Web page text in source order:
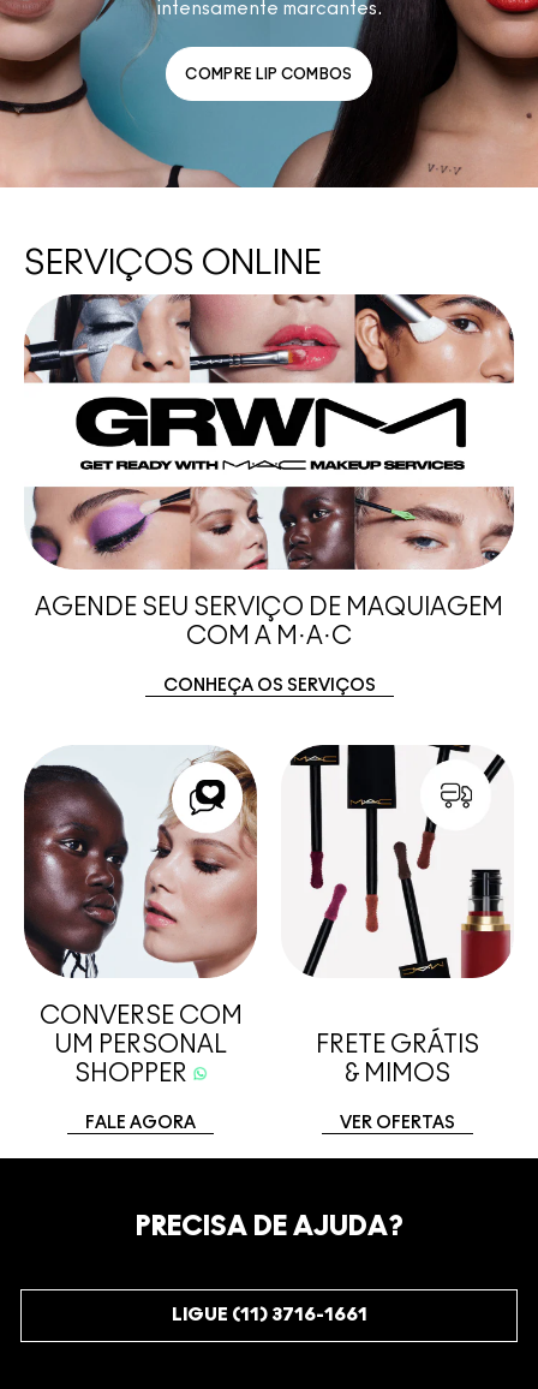
intensamente marcantes.
COMPRE LIP COMBOS
SERVIÇOS ONLINE
AGENDE SEU SERVIÇO DE MAQUIAGEM
COM A M·A·C
CONHEÇA OS SERVIÇOS
CONVERSE COM
UM PERSONAL
SHOPPER
FALE AGORA
FRETE GRÁTIS
& MIMOS
VER OFERTAS
PRECISA DE AJUDA?
LIGUE (11) 3716-1661